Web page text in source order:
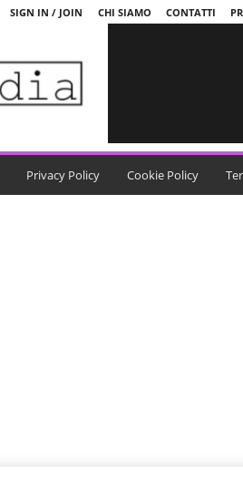
SIGN IN / JOIN CHI SIAMO CONTATTI
Privacy Policy Cookie Policy